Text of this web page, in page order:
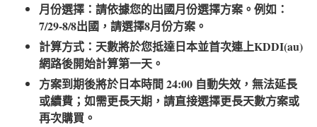
月份選擇：請依據您的出國月份選擇方案。例如：
7/29-8/8出國，請選擇8月份方案。
計算方式：天數將於您抵達日本並首次連上KDDI(au)
網路後開始計算第一天。
方案到期後將於日本時間 24:00 自動失效，無法延長
或續費；如需更長天期，請直接選擇更長天數方案或
再次購買。